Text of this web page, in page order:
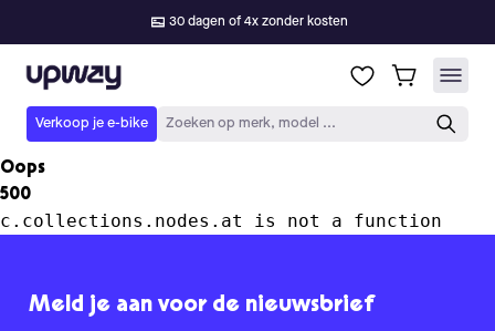
30 dagen of 4x zonder kosten
Upway
Verkoop je e-bike Zoeken op merk, model ...
Oops
500
c.collections.nodes.at is not a function
Meld je aan voor de nieuwsbrief